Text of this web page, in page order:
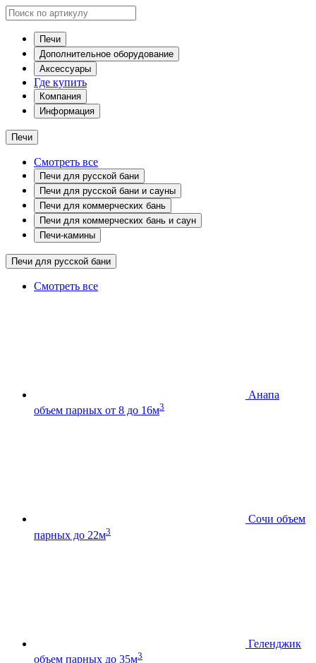
Печи
Дополнительное оборудование
Аксессуары
Где купить
Компания
Информация
Печи
Смотреть все
Печи для русской бани
Печи для русской бани и сауны
Печи для коммерческих бань
Печи для коммерческих бань и саун
Печи-камины
Печи для русской бани
Смотреть все
Анапа
объем парных от 8 до 16м3
Сочи объем
парных до 22м3
Геленджик
объем парных до 35м3